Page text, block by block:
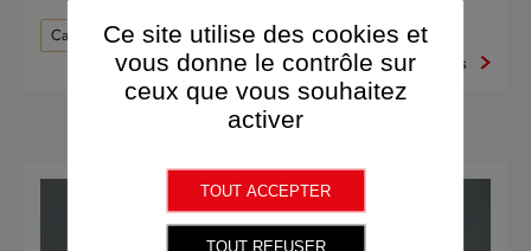
Carrière
Plus d'infos
Ce site utilise des cookies et
vous donne le contrôle sur
ceux que vous souhaitez
activer
TOUT ACCEPTER
TOUT REFUSER